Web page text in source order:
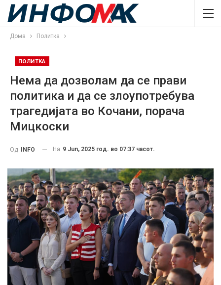
Дома Политка
ПОЛИТКА
Нема да дозволам да се прави
политика и да се злоупотребува
трагедијата во Кочани, порача
Мицкоски
Од INFO На 9 Jun, 2025 год. во 07:37 часот.